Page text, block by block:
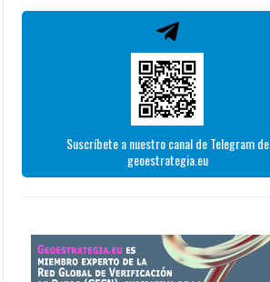
Suscríbete a nuestro canal de Telegram de
geoestrategia.eu